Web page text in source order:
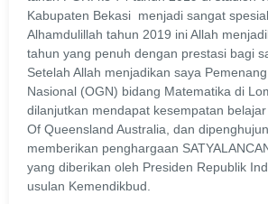
Kabupaten Bekasi menjadi sangat
Alhamdulillah tahun 2019 ini Allah
tahun yang penuh dengan prestasi bagi
Setelah Allah menjadikan saya
Nasional (OGN) bidang Matematika di
dilanjutkan mendapat kesempatan
Of Queensland Australia, dan
memberikan penghargaan
yang diberikan oleh Presiden Republik
usulan Kemendikbud.